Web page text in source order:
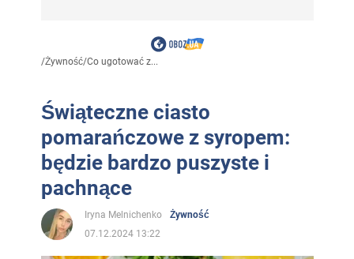
/Żywność/Co ugotować z...
Świąteczne ciasto
pomarańczowe z syropem:
będzie bardzo puszyste i
pachnące
Iryna Melnichenko
Żywność
07.12.2024 13:22